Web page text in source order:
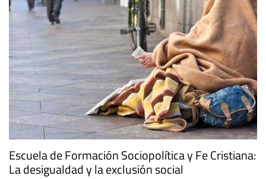
Escuela de Formación Sociopolítica y Fe Cristiana:
La desigualdad y la exclusión social